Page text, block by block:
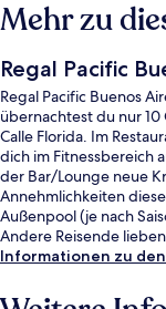
Mehr zu
Regal Pacific
Regal Pacific Buenos
übernachtest du nur
Calle Florida. Im
dich im Fitnessbereich
der Bar/Lounge neue
Annehmlichkeiten
Außenpool (je nach
Andere Reisende
Verkehrsmittel sind nur
Minuten.
Informationen zu